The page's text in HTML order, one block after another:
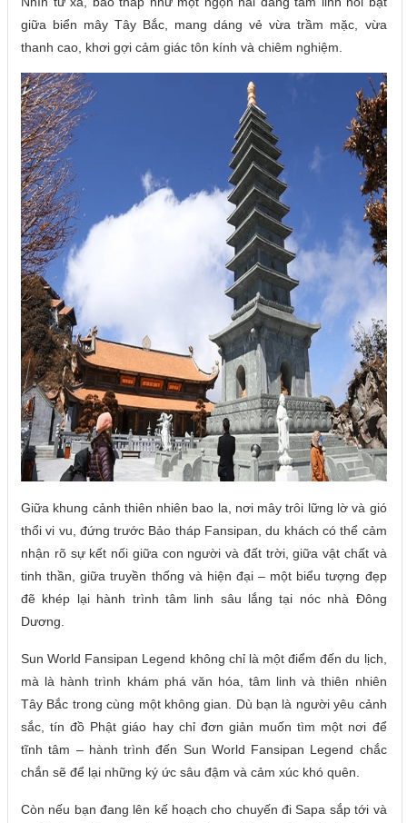
giữa biển mây Tây Bắc, mang dáng vẻ vừa trầm mặc, vừa
thanh cao, khơi gợi cảm giác tôn kính và chiêm nghiệm.
Giữa khung cảnh thiên nhiên bao la, nơi mây trôi lững lờ và gió
thổi vi vu, đứng trước Bảo tháp Fansipan, du khách có thể cảm
nhận rõ sự kết nối giữa con người và đất trời, giữa vật chất và
tinh thần, giữa truyền thống và hiện đại – một biểu tượng đẹp
đẽ khép lại hành trình tâm linh sâu lắng tại nóc nhà Đông
Dương.
Sun World Fansipan Legend không chỉ là một điểm đến du lịch,
mà là hành trình khám phá văn hóa, tâm linh và thiên nhiên
Tây Bắc trong cùng một không gian. Dù bạn là người yêu cảnh
sắc, tín đồ Phật giáo hay chỉ đơn giản muốn tìm một nơi để
tĩnh tâm – hành trình đến Sun World Fansipan Legend chắc
chắn sẽ để lại những ký ức sâu đậm và cảm xúc khó quên.
Còn nếu bạn đang lên kế hoạch cho chuyến đi Sapa sắp tới và